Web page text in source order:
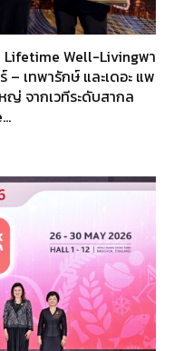
Lifetime Well-Livingพา
เทพารักษ์ และเดอะ แพ
ญ่ จากเวทีระดับสากล